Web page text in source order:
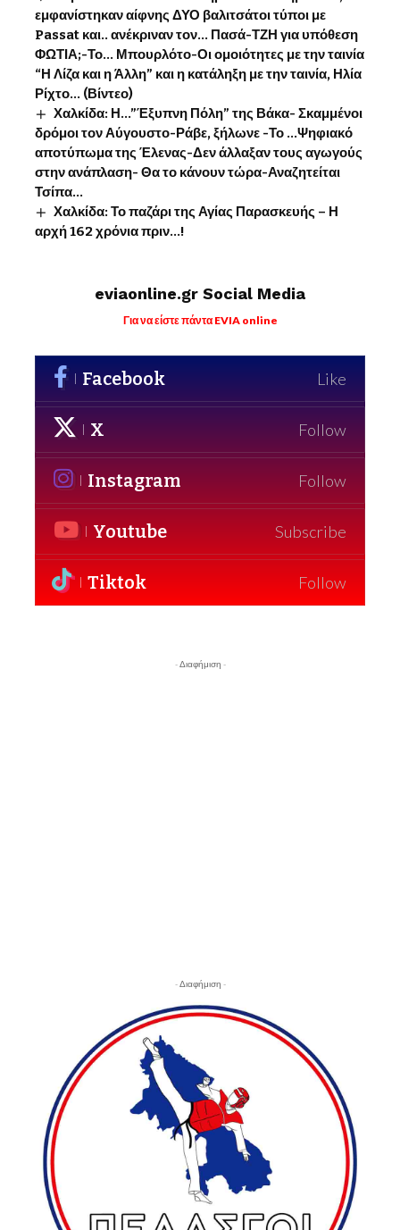
εμφανίστηκαν αίφνης ΔΥΟ βαλιτσάτοι τύποι με
Passat και.. ανέκριναν τον… Πασά-ΤΖΗ για υπόθεση
ΦΩΤΙΑ;-Το… Μπουρλότο-Οι ομοιότητες με την ταινία
“Η Λίζα και η Άλλη” και η κατάληξη με την ταινία, Ηλία
Ρίχτο… (Βίντεο)
Χαλκίδα: Η…”Έξυπνη Πόλη” της Βάκα- Σκαμμένοι
δρόμοι τον Αύγουστο-Ράβε, ξήλωνε -Το …Ψηφιακό
αποτύπωμα της Έλενας-Δεν άλλαξαν τους αγωγούς
στην ανάπλαση- Θα το κάνουν τώρα-Αναζητείται
Τσίπα…
Χαλκίδα: Το παζάρι της Αγίας Παρασκευής – Η
αρχή 162 χρόνια πριν…!
eviaonline.gr Social Media
Για να είστε πάντα EVIA online
Facebook Like
X Follow
Instagram Follow
Youtube Subscribe
Tiktok Follow
- Διαφήμιση -
- Διαφήμιση -